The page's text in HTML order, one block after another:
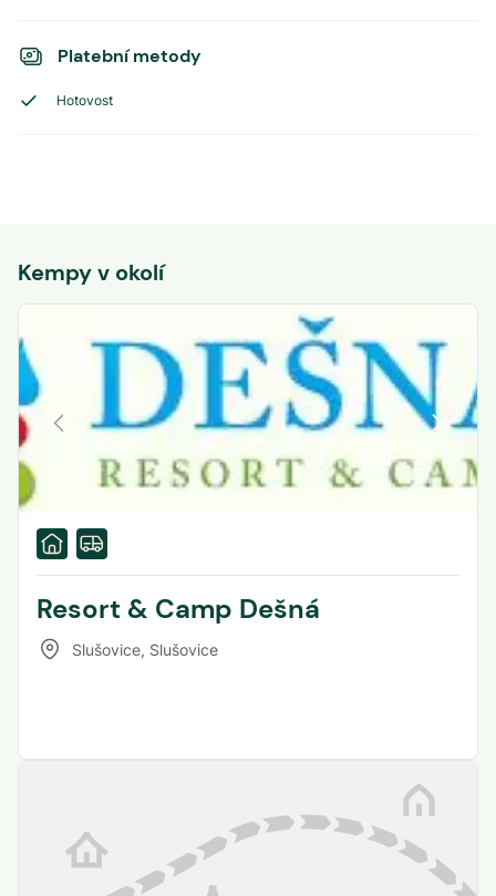
Platební metody
Hotovost
Kempy v okolí
Resort & Camp Dešná
Slušovice, Slušovice